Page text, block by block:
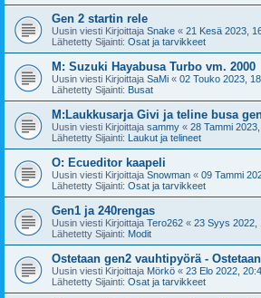
Gen 2 startin rele
Uusin viesti Kirjoittaja Snake « 21 Kesä 2023,
Lähetetty Sijainti: Osat ja tarvikkeet
M: Suzuki Hayabusa Turbo vm. 2000
Uusin viesti Kirjoittaja SaMi « 02 Touko 2023,
Lähetetty Sijainti: Busat
M:Laukkusarja Givi ja teline busa
Uusin viesti Kirjoittaja sammy « 28 Tammi
Lähetetty Sijainti: Laukut ja telineet
O: Ecueditor kaapeli
Uusin viesti Kirjoittaja Snowman « 09 Tammi
Lähetetty Sijainti: Osat ja tarvikkeet
Gen1 ja 240rengas
Uusin viesti Kirjoittaja Tero262 « 23 Syys 2022,
Lähetetty Sijainti: Modit
Ostetaan gen2 vauhtipyörä -
Uusin viesti Kirjoittaja Mörkö « 23 Elo 2022,
Lähetetty Sijainti: Osat ja tarvikkeet